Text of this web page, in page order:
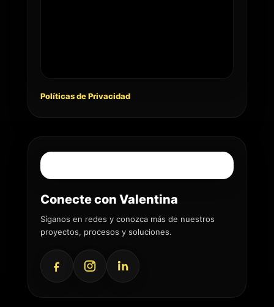
Políticas de Privacidad
Conecte con Valentina
Síganos en redes y conozca más de nuestros
proyectos, procesos y soluciones.